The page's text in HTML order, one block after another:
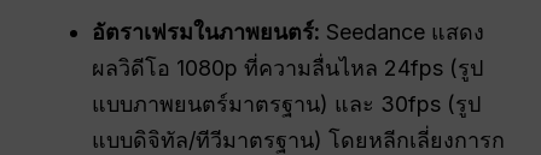
อัตราเฟรมในภาพยนตร์: Seedance แสดง
ผลวิดีโอ 1080p ที่ความลื่นไหล 24fps (รูป
แบบภาพยนตร์มาตรฐาน) และ 30fps (รูป
แบบดิจิทัล/ทีวีมาตรฐาน) โดยหลีกเลี่ยงการก